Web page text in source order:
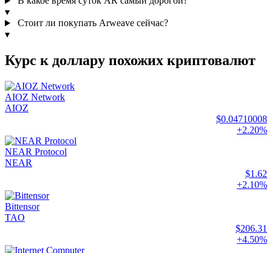
▾
Стоит ли покупать Arweave сейчас?
▾
Курс к доллару похожих криптовалют
AIOZ Network
AIOZ
$0.04710008
+2.20%
NEAR Protocol
NEAR
$1.62
+2.10%
Bittensor
TAO
$206.31
+4.50%